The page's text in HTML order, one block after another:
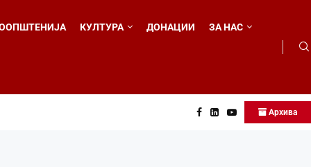
КУЛТУРА ДОНАЦИИ ЗА НАС
во... Архива